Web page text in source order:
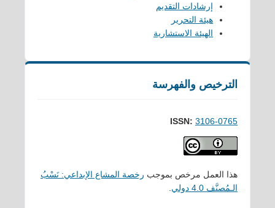
إرشادات التقديم
هيئة التحرير
الهيئة الاستشارية
الترخيص والفهرسة
ISSN: 3106-0765
هذا العمل مرخص بموجب رخصة المشاع الإبداعي: نَسْبُ
الـمُصنَّف 4.0 دولي